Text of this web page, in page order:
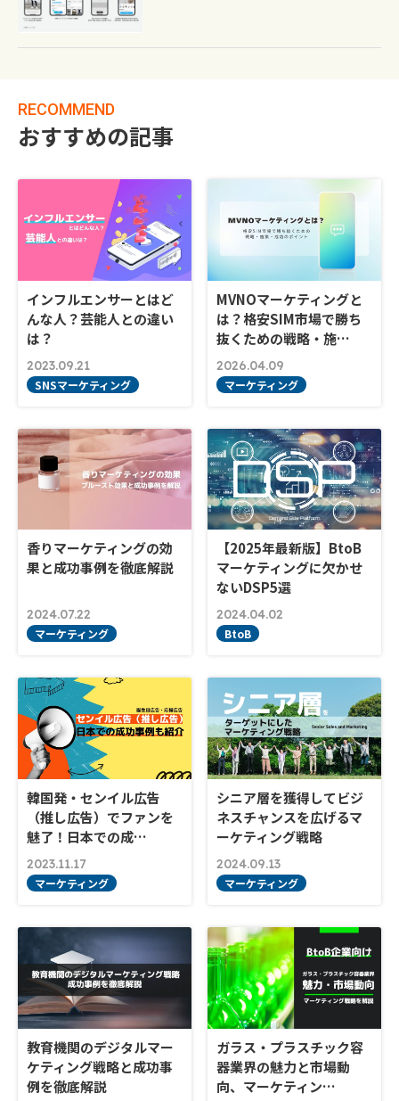
RECOMMEND
おすすめの記事
インフルエンサーとはど
んな人？芸能人との違い
は？
2023.09.21
SNSマーケティング
MVNOマーケティングと
は？格安SIM市場で勝ち
抜くための戦略・施…
2026.04.09
マーケティング
香りマーケティングの効
果と成功事例を徹底解説
2024.07.22
マーケティング
【2025年最新版】BtoB
マーケティングに欠かせ
ないDSP5選
2024.04.02
BtoB
韓国発・センイル広告
（推し広告）でファンを
魅了！日本での成…
2023.11.17
マーケティング
シニア層を獲得してビジ
ネスチャンスを広げるマ
ーケティング戦略
2024.09.13
マーケティング
教育機関のデジタルマー
ケティング戦略と成功事
例を徹底解説
ガラス・プラスチック容
器業界の魅力と市場動
向、マーケティン…